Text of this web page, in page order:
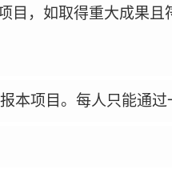
目，如取得重大成果
项目。每人只能通